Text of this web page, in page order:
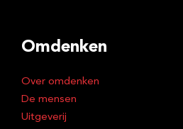
Omdenken
Over omdenken
De mensen
Uitgeverij